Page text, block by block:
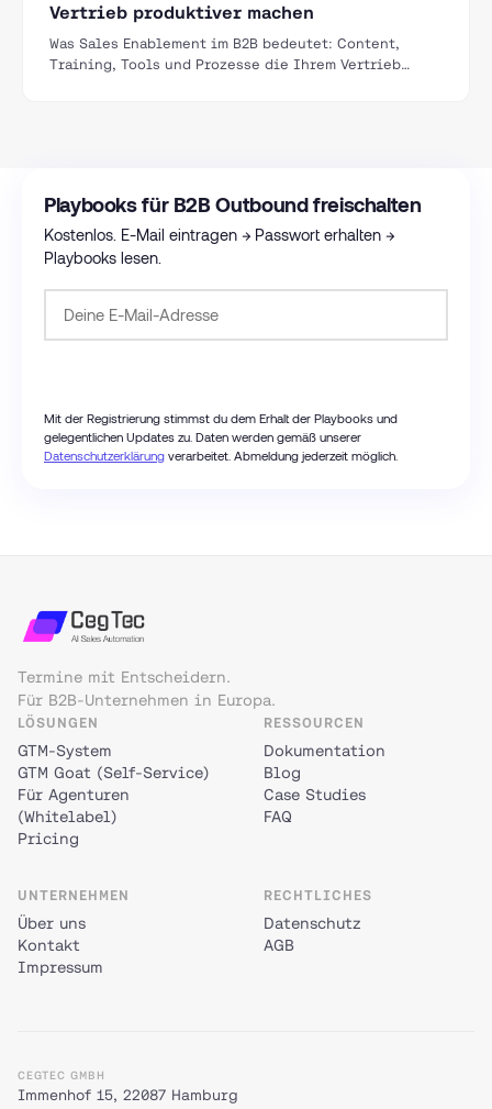
Vertrieb produktiver machen
Was Sales Enablement im B2B bedeutet: Content,
Training, Tools und Prozesse die Ihrem Vertrieb
Playbooks für B2B Outbound freischalten
Kostenlos. E-Mail eintragen → Passwort erhalten →
Playbooks lesen.
Mit der Registrierung stimmst du dem Erhalt der Playbooks und
gelegentlichen Updates zu. Daten werden gemäß unserer
Datenschutzerklärung verarbeitet. Abmeldung jederzeit möglich.
Termine mit Entscheidern.
Für B2B-Unternehmen in Europa.
LÖSUNGEN
GTM-System
GTM Goat (Self-Service)
Für Agenturen
(Whitelabel)
Pricing
RESSOURCEN
Dokumentation
Blog
Case Studies
FAQ
UNTERNEHMEN
Über uns
Kontakt
Impressum
RECHTLICHES
Datenschutz
AGB
CEGTEC GMBH
Immenhof 15, 22087 Hamburg